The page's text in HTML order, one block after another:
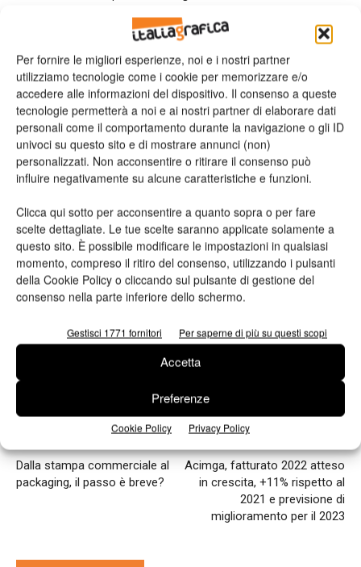
Per fornire le migliori esperienze, noi e i nostri partner
utilizziamo tecnologie come i cookie per memorizzare e/o
accedere alle informazioni del dispositivo. Il consenso a queste
tecnologie permetterà a noi e ai nostri partner di elaborare dati
personali come il comportamento durante la navigazione o gli ID
univoci su questo sito e di mostrare annunci (non)
personalizzati. Non acconsentire o ritirare il consenso può
influire negativamente su alcune caratteristiche e funzioni.
Clicca qui sotto per acconsentire a quanto sopra o per fare
scelte dettagliate. Le tue scelte saranno applicate solamente a
questo sito. È possibile modificare le impostazioni in qualsiasi
momento, compreso il ritiro del consenso, utilizzando i pulsanti
della Cookie Policy o cliccando sul pulsante di gestione del
consenso nella parte inferiore dello schermo.
Gestisci 1771 fornitori Per saperne di più su questi scopi
Accetta
Preferenze
Cookie Policy Privacy Policy
semplicità, in quanto è gestita in maniera completamente
automatica dall’intelligenza artificiale. Moltissimi dei nostri
clienti richiedono, infatti, etichette complesse con sagome
particolari e, grazie a questo sistema, riusciamo ad essere
estremamente flessibili nella risposta. Inoltre, la linea di taglio
digitale ci permette di risparmiare un passaggio della bobina
sul tavolo di controllo, poiché con la DUOBLADE WXI
possiamo fornire la bobina personalizzata nelle dimensioni e
nel formato richiesto dal cliente. NTG Digital ci ha
accompagnato passo dopo passo prima nella dimostrazione e
poi nel training di queste due soluzioni. La differenza del
fornitore sta proprio nel seguire il cliente in ogni momento,
anche attraverso un supporto consulenziale”.
Dalla stampa commerciale al
packaging, il passo è breve?
Acimga, fatturato 2022 atteso
in crescita, +11% rispetto al
2021 e previsione di
miglioramento per il 2023